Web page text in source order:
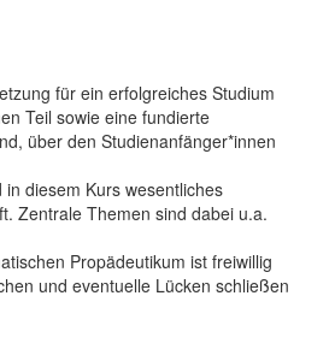
für ein erfolgreiches Studium
Teil sowie eine fundierte
über den Studienanfänger*innen
diesem Kurs wesentliches
Zentrale Themen sind dabei u.a.
Propädeutikum ist freiwillig
und eventuelle Lücken schließen